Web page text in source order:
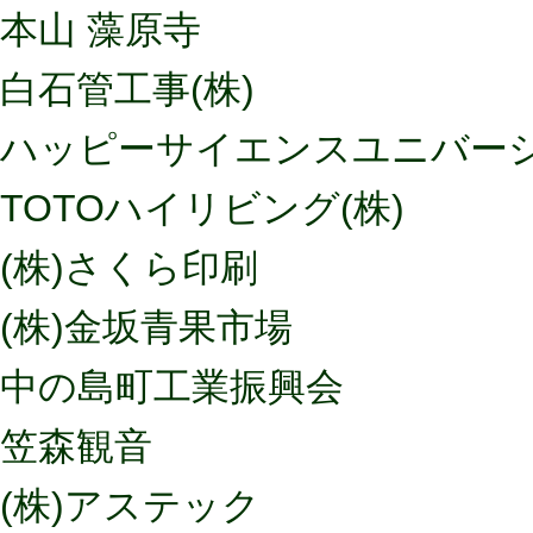
本山 藻原寺
白石管工事(株)
ハッピーサイエンスユニバー
TOTOハイリビング(株)
(株)さくら印刷
(株)金坂青果市場
中の島町工業振興会
笠森観音
(株)アステック